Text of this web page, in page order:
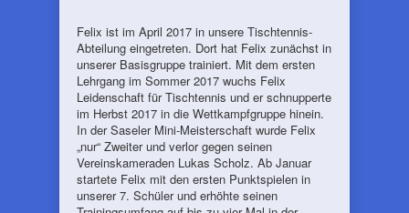
Felix ist im April 2017 in unsere Tischtennis-
Abteilung eingetreten. Dort hat Felix zunächst in
unserer Basisgruppe trainiert. Mit dem ersten
Lehrgang im Sommer 2017 wuchs Felix
Leidenschaft für Tischtennis und er schnupperte
im Herbst 2017 in die Wettkampfgruppe hinein.
In der Saseler Mini-Meisterschaft wurde Felix
„nur“ Zweiter und verlor gegen seinen
Vereinskameraden Lukas Scholz. Ab Januar
startete Felix mit den ersten Punktspielen in
unserer 7. Schüler und erhöhte seinen